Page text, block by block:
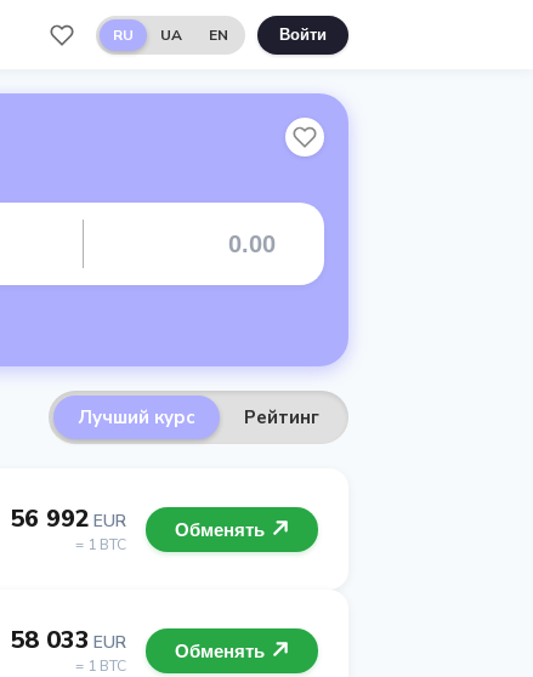
RU UA EN Войти
Лучший курс Рейтинг
56 992 EUR
= 1 BTC
Обменять
58 033 EUR
= 1 BTC
Обменять